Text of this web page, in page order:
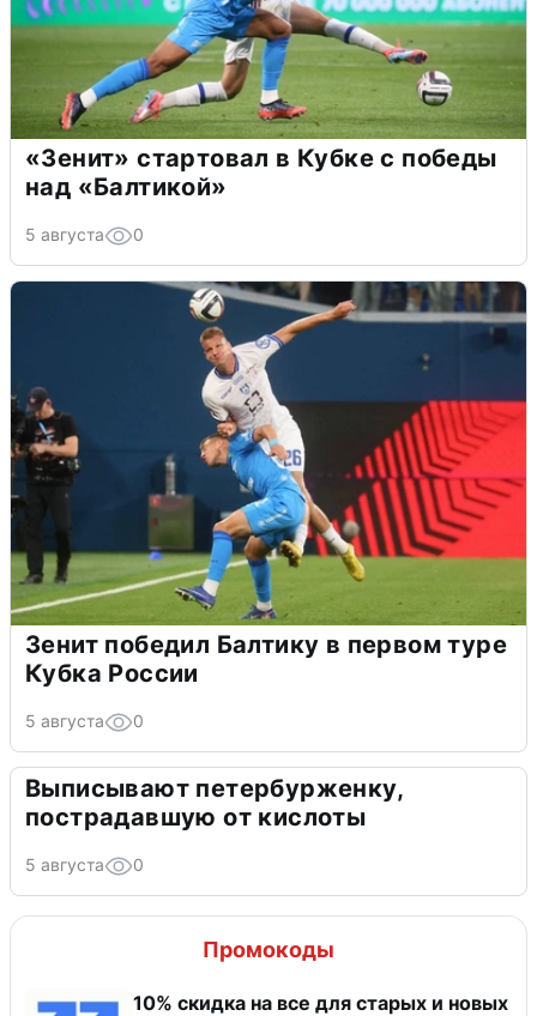
«Зенит» стартовал в Кубке с победы
над «Балтикой»
5 августа 0
Зенит победил Балтику в первом туре
Кубка России
5 августа 0
Выписывают петербурженку,
пострадавшую от кислоты
5 августа 0
Промокоды
10% скидка на все для старых и новых